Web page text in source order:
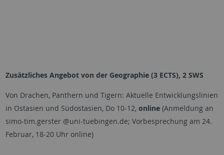
Zusätzliches Angebot von der Geographie (3 ECTS), 2 SWS
Von Drachen, Panthern und Tigern: Aktuelle Entwicklungslinien
in Ostasien und Südostasien, Do 10-12, online (Anmeldung an
simo-tim.gerster @uni-tuebingen.de; Vorbesprechung am 24.
Februar, 18-20 Uhr online)